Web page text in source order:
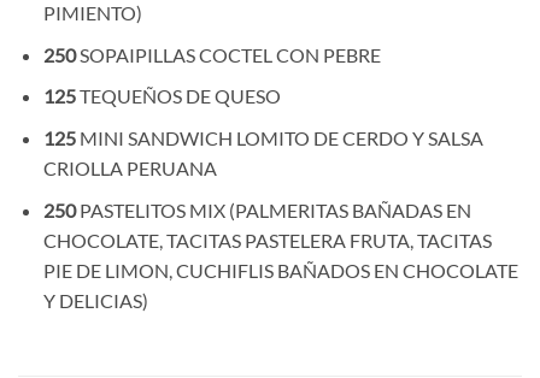
PIMIENTO)
250SOPAIPILLAS COCTEL CON PEBRE
125TEQUEÑOS DE QUESO
125MINI SANDWICH LOMITO DE CERDO Y SALSA
CRIOLLA PERUANA
250PASTELITOS MIX (PALMERITAS BAÑADAS EN
CHOCOLATE, TACITAS PASTELERA FRUTA, TACITAS
PIE DE LIMON, CUCHIFLIS BAÑADOS EN CHOCOLATE
Y DELICIAS)